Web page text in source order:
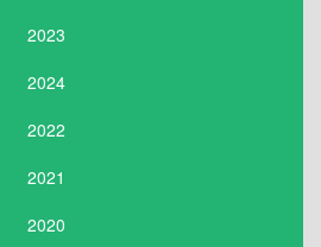
2023
2024
2022
2021
2020